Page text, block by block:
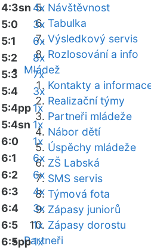
Návštěvnost
Tabulka
Výsledkový servis
Rozlosování a info
Mládež
Kontakty a
Realizační týmy
Partneři mládeže
Nábor dětí
Úspěchy mládeže
ZŠ Labská
SMS servis
Týmová fota
Zápasy juniorů
Zápasy dorostu
Partneři
4:3sn 4x
5:0
3x
5:1
6x
5:2
8x
5:3
7x
5:4
3x
5:4pp1x
5:4sn 1x
6:0
1x
6:1
6x
6:2
6x
6:3
4x
6:4
3x
6:5
1x
6:5pp1x